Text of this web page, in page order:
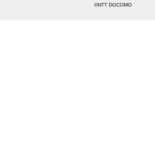
©NTT DOCOMO